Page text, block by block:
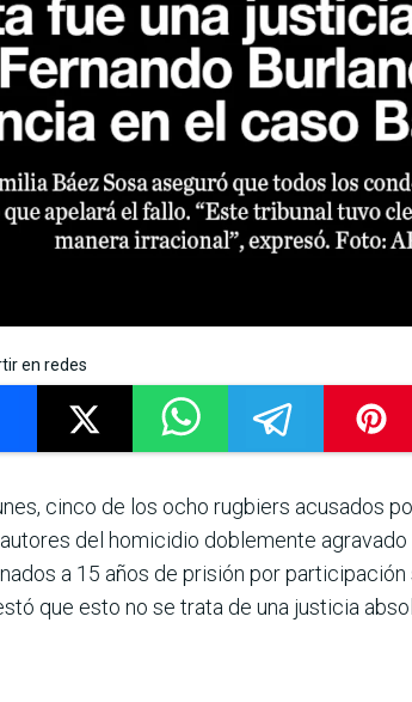
en redes
cinco de los ocho rugbiers acusados
del homicidio doblemente
a 15 años de prisión por
que esto no se trata de una justicia